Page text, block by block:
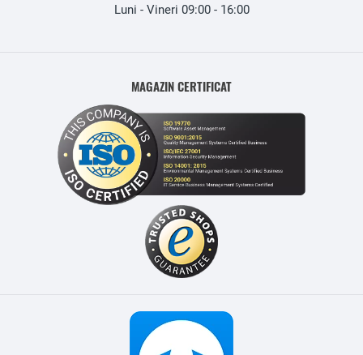
Luni - Vineri 09:00 - 16:00
MAGAZIN CERTIFICAT